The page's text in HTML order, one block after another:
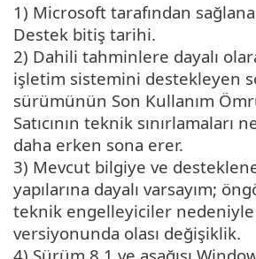
1) Microsoft tarafından
Destek bitiş tarihi.
2) Dahili tahminlere dayalı
işletim sistemini destekleyen
sürümünün Son Kullanım
Satıcının teknik sınırlamaları
daha erken sona erer.
3) Mevcut bilgiye ve
yapılarına dayalı varsayım;
teknik engelleyiciler
versiyonunda olası değişiklik.